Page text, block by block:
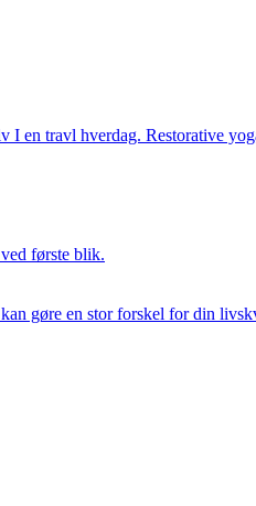
I en travl hverdag. Restorative
første blik.
gøre en stor forskel for din